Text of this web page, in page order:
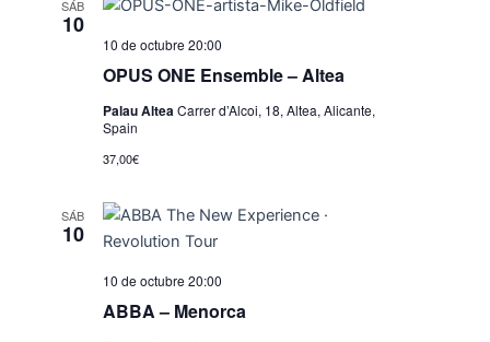
SÁB
10
OPUS ONE Ensemble – Altea
10 de octubre 20:00
Palau Altea Carrer d’Alcoi, 18, Altea, Alicante,
Spain
37,00€
SÁB
10
ABBA – Menorca
10 de octubre 20:00